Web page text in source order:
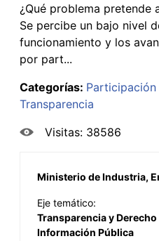
¿Qué problema pretende
Se percibe un bajo nivel
funcionamiento y los
por part...
Categorías: Participación
Transparencia
Visitas: 38586
Ministerio de Industria,
Eje temático:
Transparencia y Derecho
Información Pública